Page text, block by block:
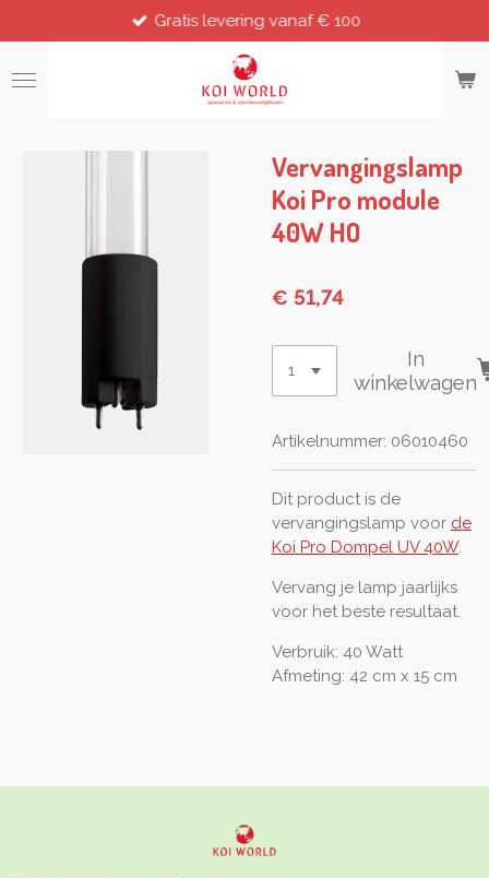
direct
naar
de
Gratis levering vanaf € 100
Vervangingslamp
Koi Pro module
40W HO
€ 51,74
In
winkelwagen
Artikelnummer: 06010460
Dit product is de
vervangingslamp voor de
Koi Pro Dompel UV 40W.
Vervang je lamp jaarlijks
voor het beste resultaat.
Verbruik: 40 Watt
Afmeting: 42 cm x 15 cm